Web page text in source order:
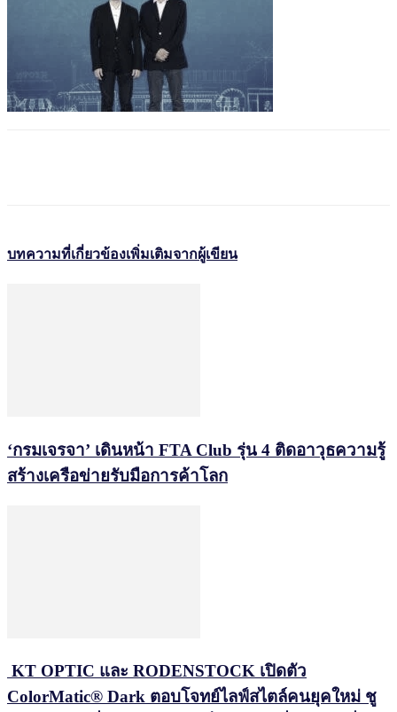
บทความที่เกี่ยวข้องเพิ่มเติมจากผู้เขียน
‘กรมเจรจา’ เดินหน้า FTA Club รุ่น 4 ติดอาวุธความรู้
สร้างเครือข่ายรับมือการค้าโลก
KT OPTIC และ RODENSTOCK เปิดตัว
ColorMatic® Dark ตอบโจทย์ไลฟ์สไตล์คนยุคใหม่ ชู